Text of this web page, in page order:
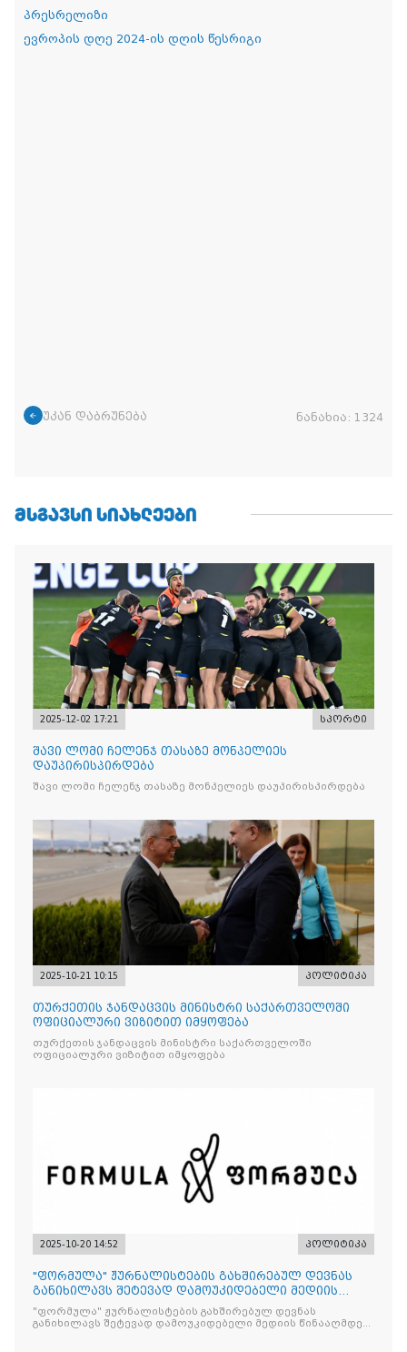
პრესრელიზი
ევროპის დღე 2024-ის დღის წესრიგი
უკან დაბრუნება ნანახია: 1324
ᲛᲡᲒᲐᲕᲡᲘ ᲡᲘᲐᲮᲚᲔᲔᲑᲘ
2025-12-02 17:21 სპორტი
შავი ლომი ჩელენჯ თასაზე მონპელიეს
დაუპირისპირდება
შავი ლომი ჩელენჯ თასაზე მონპელიეს დაუპირისპირდება
2025-10-21 10:15 პოლიტიკა
თურქეთის ჯანდაცვის მინისტრი საქართველოში
ოფიციალური ვიზიტით იმყოფება
თურქეთის ჯანდაცვის მინისტრი საქართველოში
ოფიციალური ვიზიტით იმყოფება
2025-10-20 14:52 პოლიტიკა
"ფორმულა" ჟურნალისტების გახშირებულ დევნას
განიხილავს შეტევად დამოუკიდებელი მედიის
წინააღმდ
"ფორმულა" ჟურნალისტების გახშირებულ დევნას
განიხილავს შეტევად დამოუკიდებელი მედიის წინააღმდეგ,